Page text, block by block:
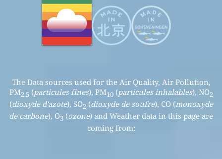
The Data sources used for the Air Quality, Air Pollution,
PM2.5 (particules fines), PM10(particules inhalables), NO2
(dioxyde d'azote), SO2 (dioxyde de soufre), CO (monoxyde
de carbone), O3 (ozone) and Weather data in this page are
coming from: